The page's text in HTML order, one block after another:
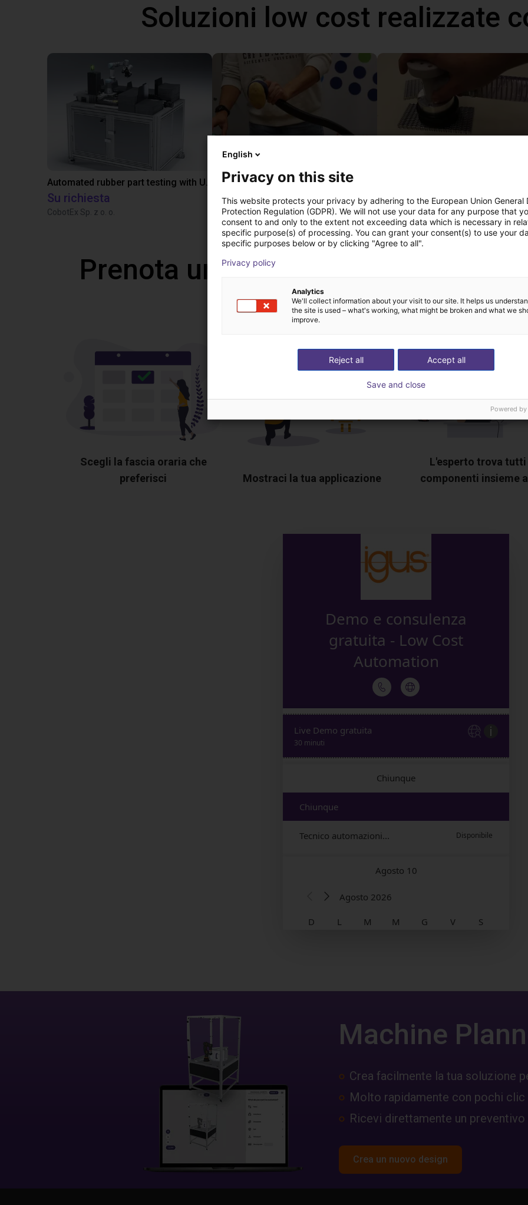
Soluzioni low cost realizzate
Automated rubber part testing with UR3e on a linear axis
Su richiesta
CobotEx Sp. z o. o.
2.041,20 €
FORMHAND
2.041,20 €
Formhand
Prenota una videochiamata
esperto
Scegli la fascia oraria che
preferisci
Mostraci la tua applicazione
L'esperto trova tutti
componenti insieme
Machine
Crea facilmente la tua soluzione
Molto rapidamente con pochi clic
Ricevi direttamente un
Crea un nuovo design
English
Privacy on this site
This website protects your privacy by adhering to the European Union General
Protection Regulation (GDPR). We will not use your data for any purpose that
consent to and only to the extent not exceeding data which is necessary in
specific purpose(s) of processing. You can grant your consent(s) to use your
specific purposes below or by clicking "Agree to all".
Privacy policy
Analytics
We'll collect information about your visit to our site. It helps us
the site is used – what's working, what might be broken and what we
improve.
Accept all
Reject all
Save and close
Powered by